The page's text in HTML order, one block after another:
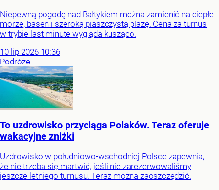
Niepewną pogodę nad Bałtykiem można zamienić na ciepłe
morze, basen i szeroką piaszczystą plażę. Cena za turnus
w trybie last minute wygląda kusząco.
10 lip 2026 10:36
Podróże
To uzdrowisko przyciąga Polaków. Teraz oferuje
wakacyjne zniżki
Uzdrowisko w południowo-wschodniej Polsce zapewnia,
że nie trzeba się martwić, jeśli nie zarezerwowaliśmy
jeszcze letniego turnusu. Teraz można zaoszczędzić.